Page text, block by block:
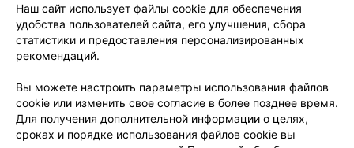
Пользовательское соглашение
Способы оплаты
Вакансии
Партнеры
Написать руководителю 103.by
Персональные настройки cookie
Обработка персональных данных
Наш сайт использует файлы cookie для обеспечения
удобства пользователей сайта, его улучшения, сбора
статистики и предоставления персонализированных
рекомендаций.
Вы можете настроить параметры использования файлов
cookie или изменить свое согласие в более позднее время.
Для получения дополнительной информации о целях,
сроках и порядке использования файлов cookie вы